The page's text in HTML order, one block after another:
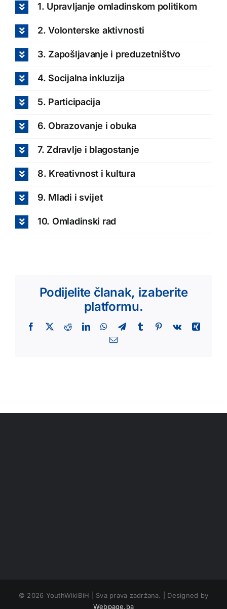
1. Upravljanje omladinskom politikom
2. Volonterske aktivnosti
3. Zapošljavanje i preduzetništvo
4. Socijalna inkluzija
5. Participacija
6. Obrazovanje i obuka
7. Zdravlje i blagostanje
8. Kreativnost i kultura
9. Mladi i svijet
10. Omladinski rad
Podijelite članak, izaberite
platformu.
Facebook
X RedditLinkedInWhatsApp
TelegramTumblr Pinterest
Vk
Xing
Email
© 2026 YouthWikiBiH | Sva prava zadržana. | Designed by
Webpage.ba